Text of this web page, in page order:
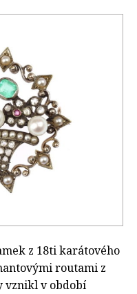
z 18ti karátového
routami z
vznikl v období